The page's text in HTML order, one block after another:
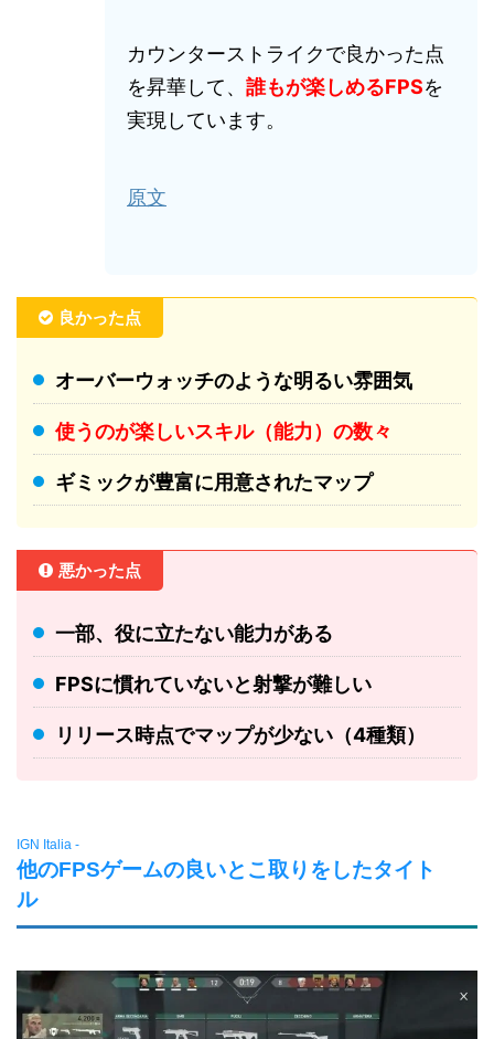
カウンターストライクで良かった点
を昇華して、 誰もが楽しめるFPSを
実現しています。
原文
良かった点
オーバーウォッチのような明るい雰囲気
使うのが楽しいスキル（能力）の数々
ギミックが豊富に用意されたマップ
悪かった点
一部、役に立たない能力がある
FPSに慣れていないと射撃が難しい
リリース時点でマップが少ない（4種類）
IGN Italia -
他のFPSゲームの良いとこ取りをしたタイト
ル